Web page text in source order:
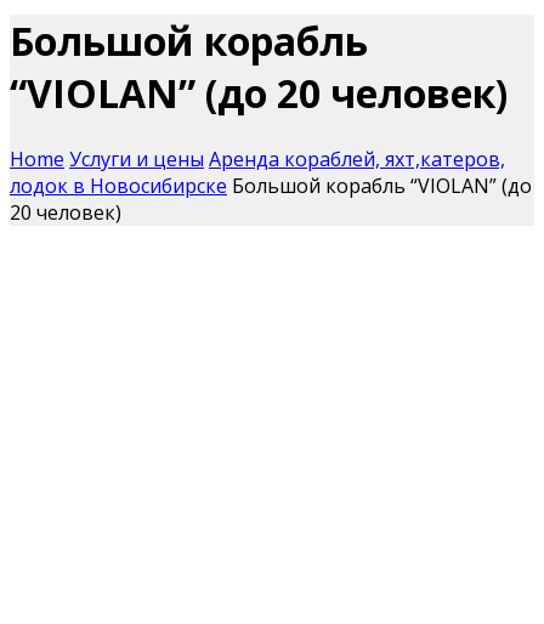
Большой корабль
“VIOLAN” (до 20 человек)
Home Услуги и цены Аренда кораблей, яхт,катеров,
лодок в Новосибирске Большой корабль “VIOLAN” (до
20 человек)